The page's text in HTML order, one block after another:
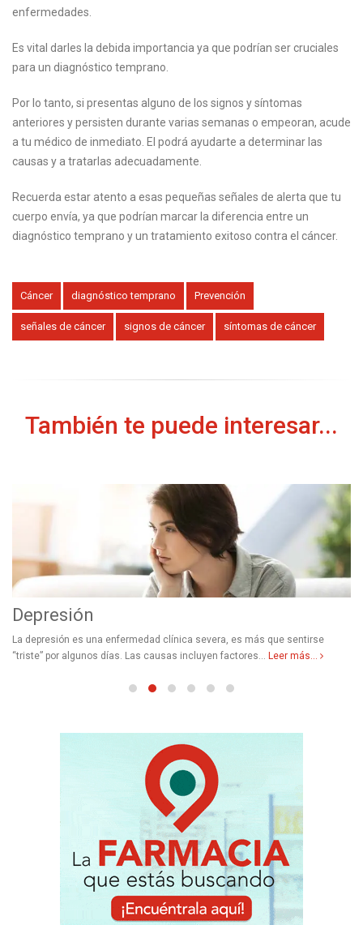
enfermedades.
Es vital darles la debida importancia ya que podrían ser cruciales
para un diagnóstico temprano.
Por lo tanto, si presentas alguno de los signos y síntomas
anteriores y persisten durante varias semanas o empeoran, acude
a tu médico de inmediato. El podrá ayudarte a determinar las
causas y a tratarlas adecuadamente.
Recuerda estar atento a esas pequeñas señales de alerta que tu
cuerpo envía, ya que podrían marcar la diferencia entre un
diagnóstico temprano y un tratamiento exitoso contra el cáncer.
Cáncer diagnóstico temprano Prevención
señales de cáncer signos de cáncer síntomas de cáncer
También te puede interesar...
Depresión
La depresión es una enfermedad clínica severa, es más que sentirse
“triste” por algunos días. Las causas incluyen factores... Leer más...